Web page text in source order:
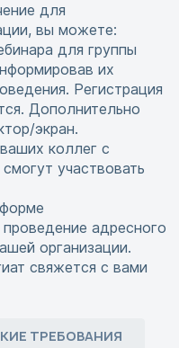
для
вы можете:
для группы
их
Регистрация
Дополнительно
экран.
коллег с
участвовать
проведение адресного
организации.
свяжется с вами
ТРЕБОВАНИЯ